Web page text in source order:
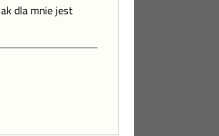
dla mnie jest